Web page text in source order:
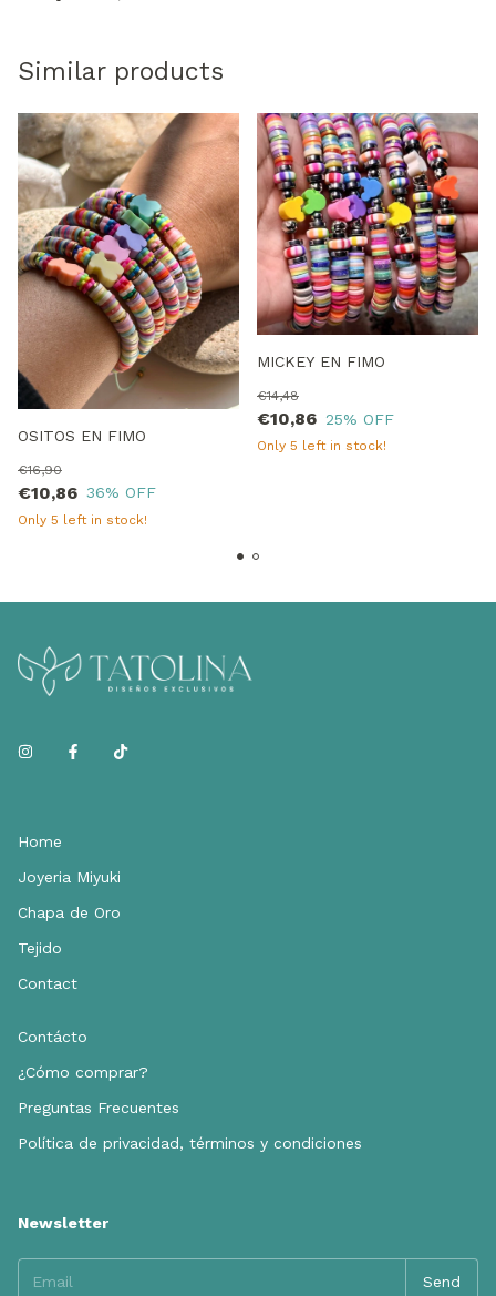
Similar products
OSITOS EN FIMO
€10,86
€16,90
36% OFF
Only 5 left in stock!
MICKEY EN FIMO
€10,86
€14,48
25% OFF
Only 5 left in stock!
Home
Joyeria Miyuki
Chapa de Oro
Tejido
Contact
Contácto
¿Cómo comprar?
Preguntas Frecuentes
Política de privacidad, términos y condiciones
Newsletter